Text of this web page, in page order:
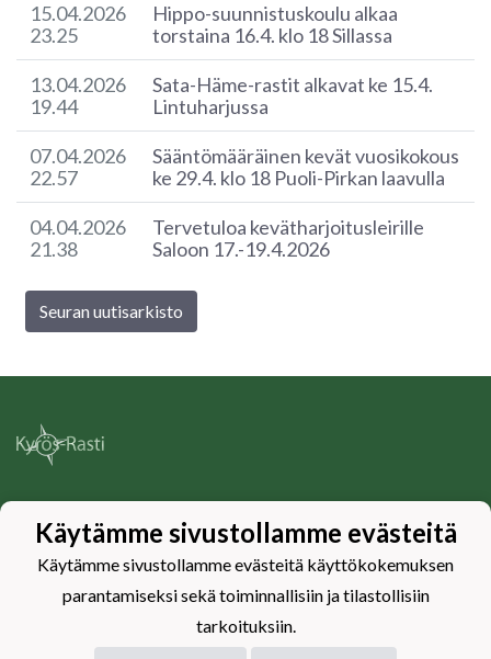
15.04.2026
23.25
Hippo-suunnistuskoulu alkaa
torstaina 16.4. klo 18 Sillassa
13.04.2026
19.44
Sata-Häme-rastit alkavat ke 15.4.
Lintuharjussa
07.04.2026
22.57
Sääntömääräinen kevät vuosikokous
ke 29.4. klo 18 Puoli-Pirkan laavulla
04.04.2026
21.38
Tervetuloa kevätharjoitusleirille
Saloon 17.-19.4.2026
Seuran uutisarkisto
Tietosuojaseloste
Käytämme sivustollamme evästeitä
Käytämme sivustollamme evästeitä käyttökokemuksen
parantamiseksi sekä toiminnallisiin ja tilastollisiin
tarkoituksiin.